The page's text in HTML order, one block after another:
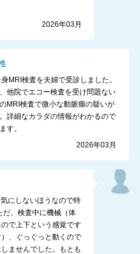
2026年03月
MRI検査を夫婦で受診しました。
他院でエコー検査を受け問題ない
MRI検査で微小な動脈瘤の疑いが
詳細なカラダの情報がわかるので
す。
2026年03月
にしないほうなので特
だ、検査中に機械（体
で上下という感覚です
、ぐっぐっと動くので
ませんでした。もとも